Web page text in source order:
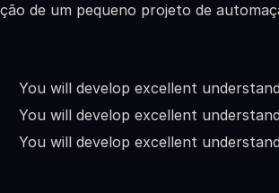
de um pequeno projeto de
You will develop excellent
You will develop excellent
You will develop excellent